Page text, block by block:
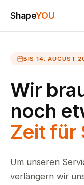
ShapeYOU
BIS 14. AUGUST
Wir
noch
Zeit für
Um unseren
verlängern wir